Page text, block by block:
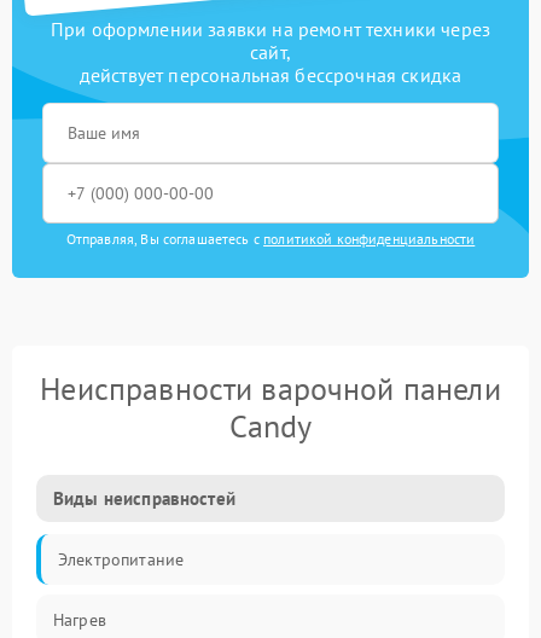
При оформлении заявки на ремонт техники через
сайт,
действует персональная бессрочная скидка
Отправляя, Вы соглашаетесь с политикой конфиденциальности
Неисправности варочной панели
Candy
Виды неисправностей
Электропитание
Нагрев